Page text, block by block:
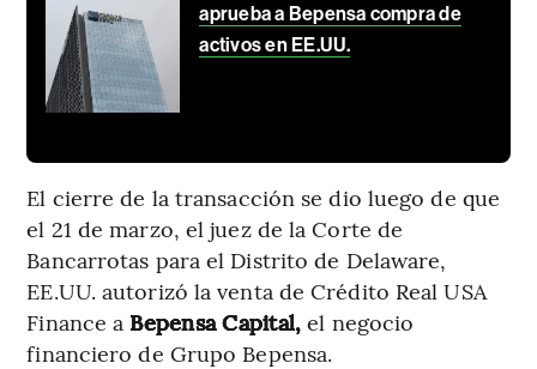
aprueba a Bepensa compra de
activos en EE.UU.
El cierre de la transacción se dio luego de que
el 21 de marzo, el juez de la Corte de
Bancarrotas para el Distrito de Delaware,
EE.UU. autorizó la venta de Crédito Real USA
Finance a Bepensa Capital, el negocio
financiero de Grupo Bepensa.